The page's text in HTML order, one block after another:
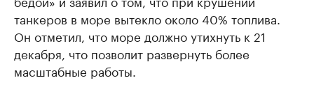
танкеров в море вытекло около 40% топлива.
Он отметил, что море должно утихнуть к 21
декабря, что позволит развернуть более
масштабные работы.